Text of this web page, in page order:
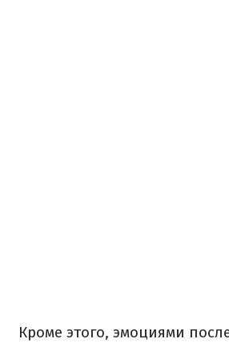
Кроме этого, эмоциями